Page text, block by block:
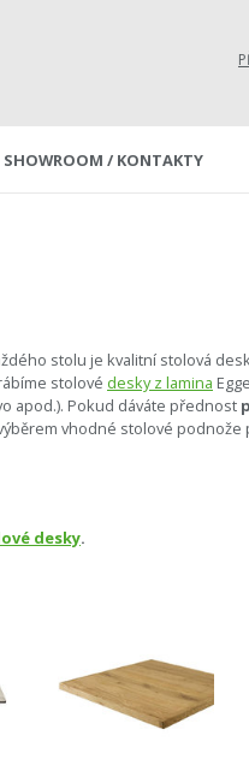
SHOWROOM / KONTAKTY
stolu je kvalitní stolová
stolové desky z lamina
apod.). Pokud dáváte přednost
vhodné stolové podnože
desky.